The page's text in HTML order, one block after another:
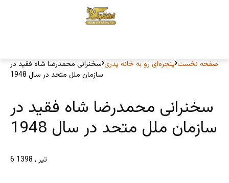
صفحه نخست پنجره‌ای رو به خانه پدری سخنرانی محمدرضا شاه فقید در
سازمان ملل متحد در سال 1948
سخنرانی محمدرضا شاه فقید در
سازمان ملل متحد در سال 1948
6 تیر , 1398